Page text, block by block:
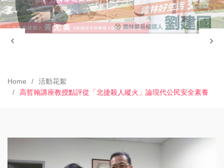
Home
活動花絮
高哲翰講座教授點評從「北捷殺人縱火」論現代公民安全素養